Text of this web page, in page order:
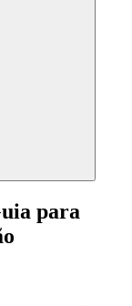
para